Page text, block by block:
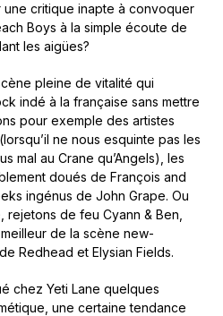
une critique inapte à convoquer
Boys à la simple écoute de
les aigües?
pleine de vitalité qui
indé à la française sans mettre
pour exemple des artistes
ne nous esquinte pas les
mal au Crane qu’Angels), les
doués de François and
ingénus de John Grape. Ou
rejetons de feu Cyann & Ben,
de la scène new-
Redhead et Elysian Fields.
chez Yeti Lane quelques
une certaine tendance